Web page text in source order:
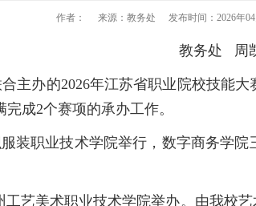
作者： 来源：教务处 发布时间：2026年04
教务处 周
主办的2026年江苏省职业院校技能
完成2个赛项的承办工作。
装职业技术学院举行 ， 数字商务学院
工艺美术职业技术学院举办。由我校艺